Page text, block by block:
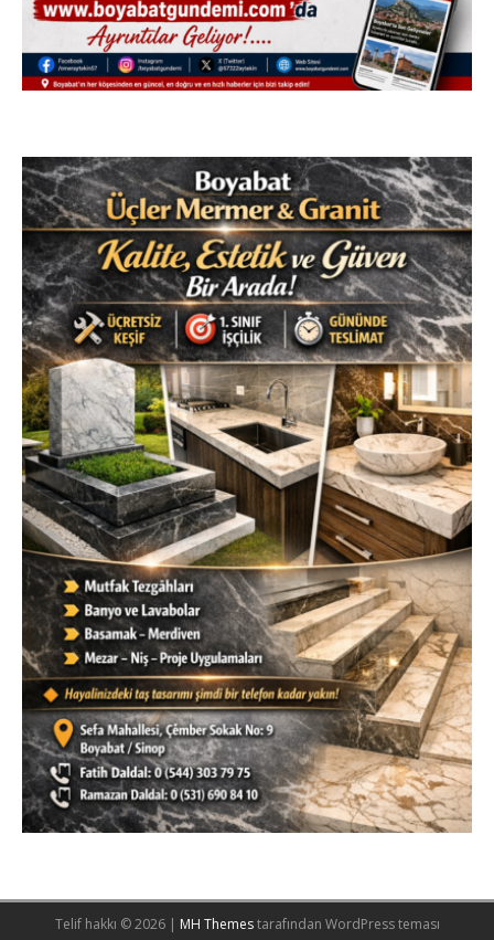
Telif hakkı © 2026 | MH Themestarafından WordPress teması